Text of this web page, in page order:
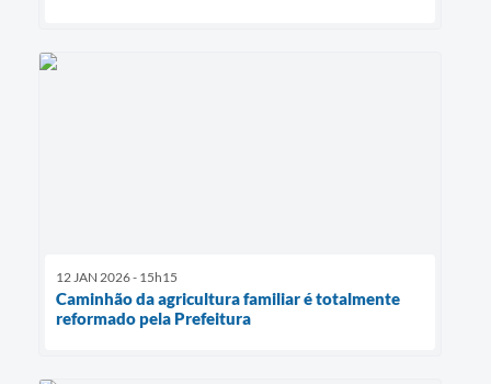
12 JAN 2026 - 15h15
Caminhão da agricultura familiar é totalmente
reformado pela Prefeitura